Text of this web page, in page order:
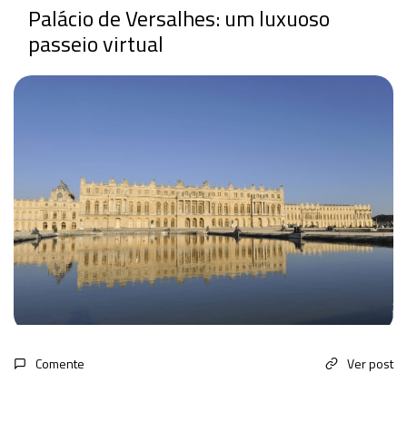
Palácio de Versalhes: um luxuoso
passeio virtual
Comente Ver post